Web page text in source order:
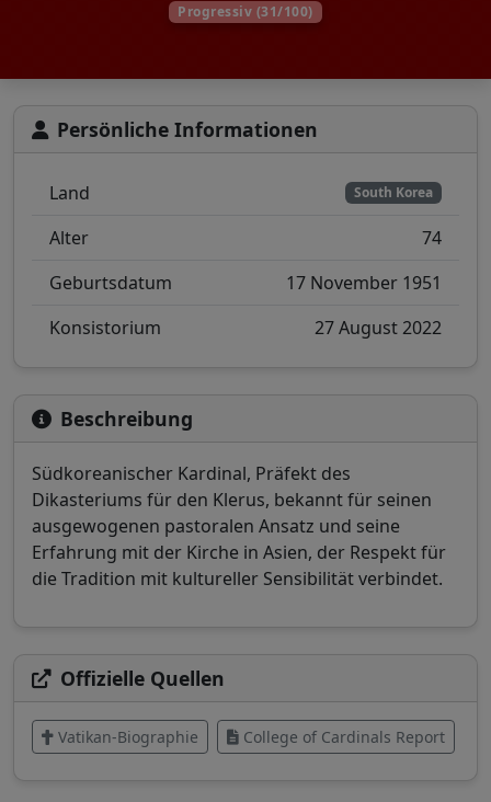
Progressiv (31/100)
Persönliche Informationen
Land South Korea
Alter
74
Geburtsdatum
17 November 1951
Konsistorium
27 August 2022
Beschreibung
Südkoreanischer Kardinal, Präfekt des
Dikasteriums für den Klerus, bekannt für seinen
ausgewogenen pastoralen Ansatz und seine
Erfahrung mit der Kirche in Asien, der Respekt für
die Tradition mit kultureller Sensibilität verbindet.
Offizielle Quellen
Vatikan-Biographie College of Cardinals Report